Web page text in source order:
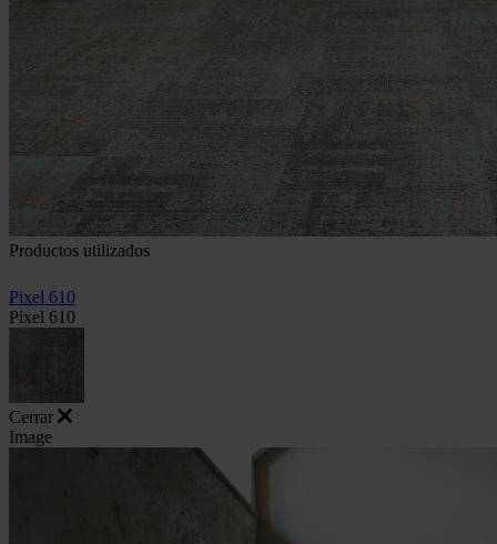
Productos utilizados
Pixel 610
Pixel 610
Cerrar
Image